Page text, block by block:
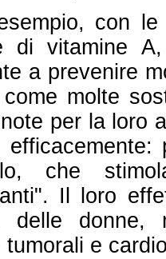
con
di vitamine
a prevenire
molte
per la loro
efficacemente:
che
Il loro
delle
tumorali e